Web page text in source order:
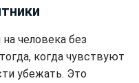
человека без
когда чувствуют
убежать. Это